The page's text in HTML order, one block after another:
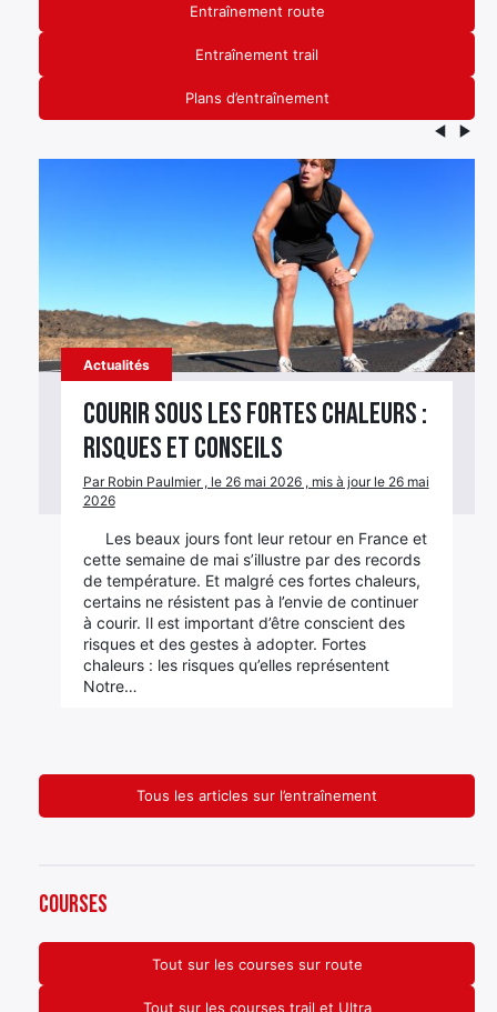
Entraînement route
Entraînement trail
Plans d’entraînement
Actualités
Courir sous les fortes chaleurs :
risques et conseils
Par Robin Paulmier , le 26 mai 2026 , mis à jour le 26 mai
2026
Les beaux jours font leur retour en France et
cette semaine de mai s’illustre par des records
de température. Et malgré ces fortes chaleurs,
certains ne résistent pas à l’envie de continuer
à courir. Il est important d’être conscient des
risques et des gestes à adopter. Fortes
chaleurs : les risques qu’elles représentent
Notre…
Tous les articles sur l’entraînement
Courses
Tout sur les courses sur route
Tout sur les courses trail et Ultra